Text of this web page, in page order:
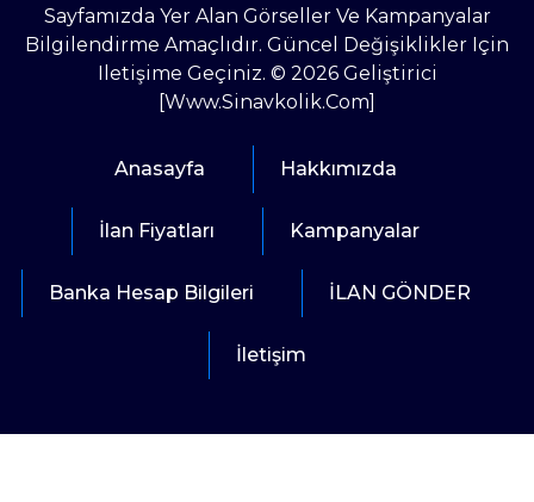
Sayfamızda Yer Alan Görseller Ve Kampanyalar
Bilgilendirme Amaçlıdır. Güncel Değişiklikler Için
Iletişime Geçiniz. © 2026 Geliştirici
[www.sinavkolik.com]
Anasayfa Hakkımızda
İlan Fiyatları Kampanyalar
Banka Hesap Bilgileri İLAN GÖNDER
İletişim